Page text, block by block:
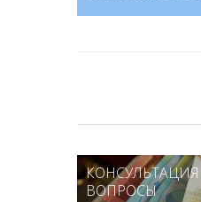
КОНСУЛЬТАЦИЯ
ВОПРОСЫ